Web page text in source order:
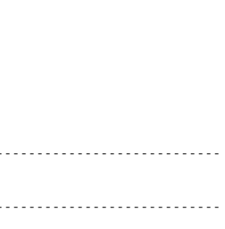
- - - - - - - - - - - - - - - - - - - - - - - - - -
- - - - - - - - - - - - - - - - - - - - - - - - - -